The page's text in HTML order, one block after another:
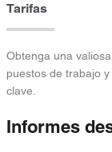
Tarifas
Obtenga una
puestos de trabajo
clave.
Informes